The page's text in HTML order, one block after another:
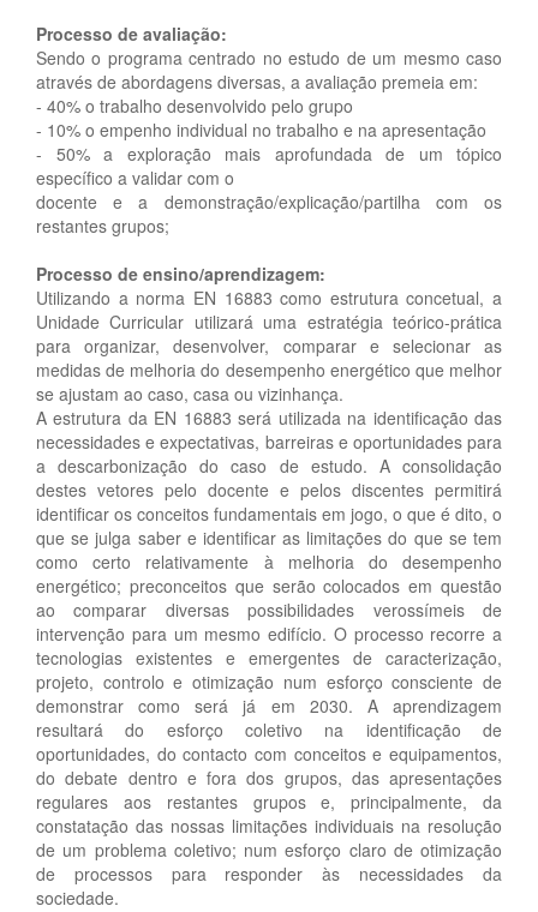
Processo de avaliação:
Sendo o programa centrado no estudo de um mesmo caso
através de abordagens diversas, a avaliação premeia em:
- 40% o trabalho desenvolvido pelo grupo
- 10% o empenho individual no trabalho e na apresentação
- 50% a exploração mais aprofundada de um tópico
específico a validar com o
docente e a demonstração/explicação/partilha com os
restantes grupos;
Processo de ensino/aprendizagem:
Utilizando a norma EN 16883 como estrutura concetual, a
Unidade Curricular utilizará uma estratégia teórico-prática
para organizar, desenvolver, comparar e selecionar as
medidas de melhoria do desempenho energético que melhor
se ajustam ao caso, casa ou vizinhança.
A estrutura da EN 16883 será utilizada na identificação das
necessidades e expectativas, barreiras e oportunidades para
a descarbonização do caso de estudo. A consolidação
destes vetores pelo docente e pelos discentes permitirá
identificar os conceitos fundamentais em jogo, o que é dito, o
que se julga saber e identificar as limitações do que se tem
como certo relativamente à melhoria do desempenho
energético; preconceitos que serão colocados em questão
ao comparar diversas possibilidades verossímeis de
intervenção para um mesmo edifício. O processo recorre a
tecnologias existentes e emergentes de caracterização,
projeto, controlo e otimização num esforço consciente de
demonstrar como será já em 2030. A aprendizagem
resultará do esforço coletivo na identificação de
oportunidades, do contacto com conceitos e equipamentos,
do debate dentro e fora dos grupos, das apresentações
regulares aos restantes grupos e, principalmente, da
constatação das nossas limitações individuais na resolução
de um problema coletivo; num esforço claro de otimização
de processos para responder às necessidades da
sociedade.